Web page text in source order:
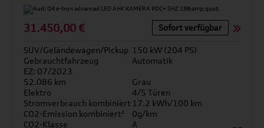
31.450,00 € Sofort verfügbar
SUV/Geländewagen/Pickup 150 kW (204 PS)
Gebrauchtfahrzeug
Automatik
EZ: 07/2023
52.086 km
Grau
Elektro
4/5 Türen
Stromverbrauch kombiniert 17.2 kWh/100 km
CO2-Emission kombiniert¹
0g/km
CO2-Klasse
A